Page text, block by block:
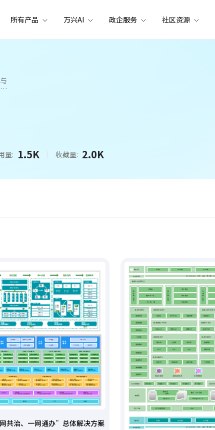
所有产品 万兴AI 政企服务 社区资源
量: 1.5K 收藏量: 2.0K
共治、一网通办”总体解决方案